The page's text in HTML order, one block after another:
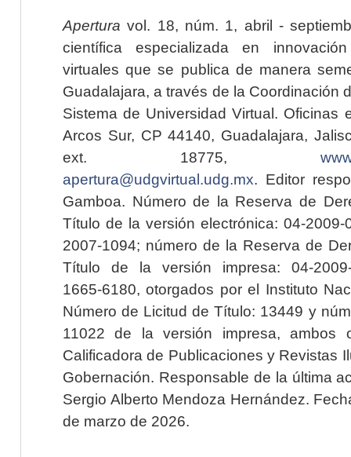
Apertura vol. 18, núm. 1, abril -
científica especializada en
virtuales que se publica de manera
Guadalajara, a través de la Coordinación
Sistema de Universidad Virtual. Oficinas
Arcos Sur, CP 44140, Guadalajara,
ext. 18775,
apertura@udgvirtual.udg.mx. Editor
Gamboa. Número de la Reserva de
Título de la versión electrónica: 04-2009-
2007-1094; número de la Reserva de
Título de la versión impresa: 04-2009-
1665-6180, otorgados por el Instituto
Número de Licitud de Título: 13449 y
11022 de la versión impresa, ambos
Calificadora de Publicaciones y Revistas
Gobernación. Responsable de la última
Sergio Alberto Mendoza Hernández.
de marzo de 2026.